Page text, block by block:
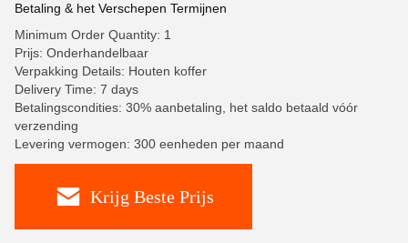
Betaling & het Verschepen Termijnen
Minimum Order Quantity: 1
Prijs: Onderhandelbaar
Verpakking Details: Houten koffer
Delivery Time: 7 days
Betalingscondities: 30% aanbetaling, het saldo betaald vóór
verzending
Levering vermogen: 300 eenheden per maand
Krijg Beste Prijs